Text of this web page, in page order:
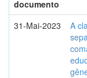
documento
31-Mai-2023
A